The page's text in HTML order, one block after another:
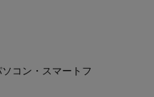
コン・スマートフ